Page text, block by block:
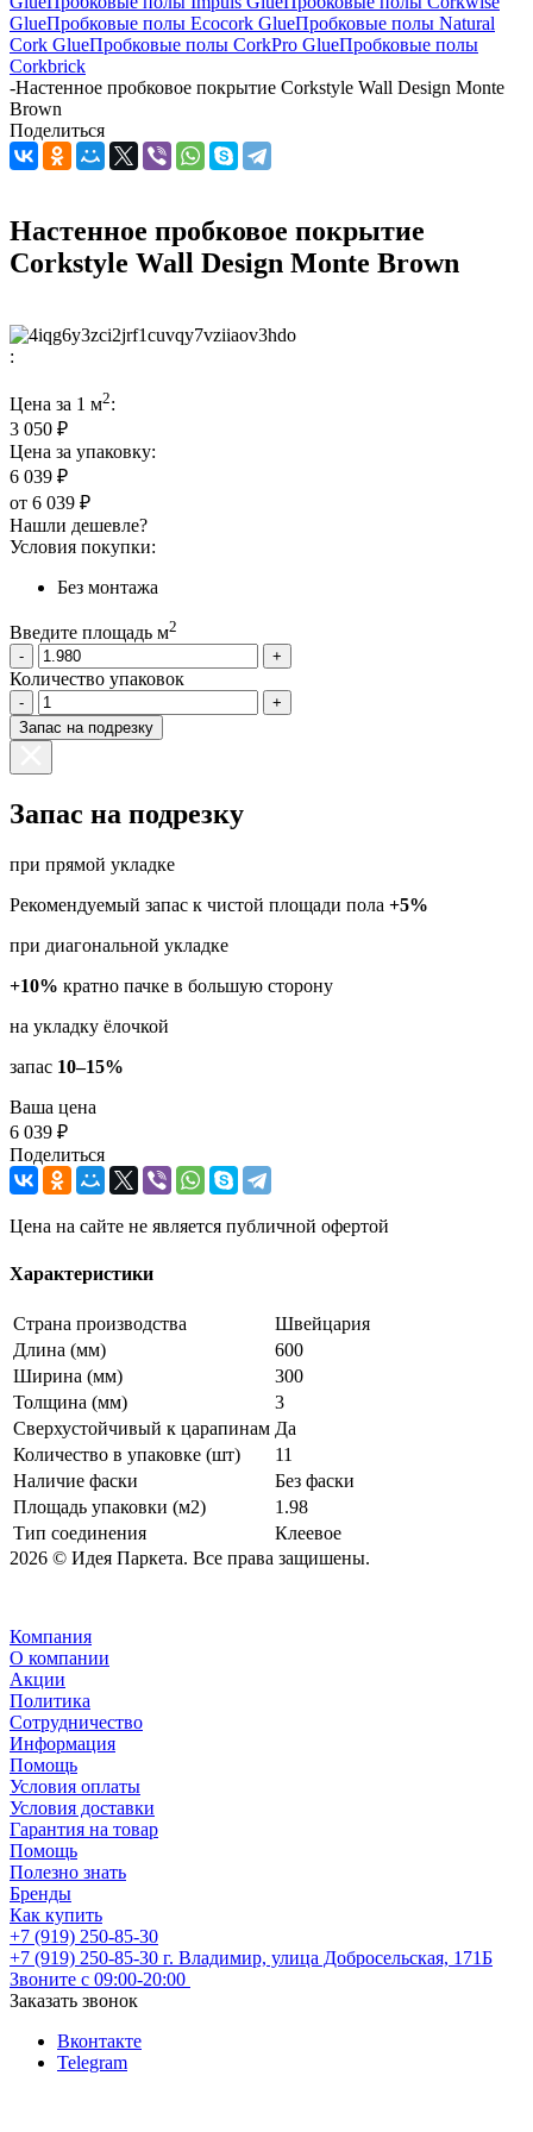
GlueПробковые полы Ecocork GlueПробковые полы Natural
Cork GlueПробковые полы CorkPro GlueПробковые полы
Corkbrick
-Настенное пробковое покрытие Corkstyle Wall Design Monte
Brown
Поделиться
Настенное пробковое покрытие
Corkstyle Wall Design Monte Brown
:
Цена за 1 м2:
3 050 ₽
Цена за упаковку:
6 039 ₽
от 6 039 ₽
Нашли дешевле?
Условия покупки:
Без монтажа
Введите площадь м2
-
+
Количество упаковок
-
+
Запас на подрезку
Запас на подрезку
при прямой укладке
Рекомендуемый запас к чистой площади пола +5%
при диагональной укладке
+10% кратно пачке в большую сторону
на укладку ёлочкой
запас 10–15%
Ваша цена
6 039 ₽
Поделиться
Цена на сайте не является публичной офертой
Характеристики
Страна производства
Швейцария
Длина (мм)
600
Ширина (мм)
300
Толщина (мм)
3
Сверхустойчивый к царапинам Да
Количество в упаковке (шт)
11
Наличие фаски
Без фаски
Площадь упаковки (м2)
1.98
Тип соединения
Клеевое
2026 © Идея Паркета. Все права защишены.
Компания
О компании
Акции
Политика
Сотрудничество
Информация
Помощь
Условия оплаты
Условия доставки
Гарантия на товар
Помощь
Полезно знать
Бренды
Как купить
+7 (919) 250-85-30
+7 (919) 250-85-30 г. Владимир, улица Добросельская, 171Б
Звоните с 09:00-20:00
Заказать звонок
Вконтакте
Telegram